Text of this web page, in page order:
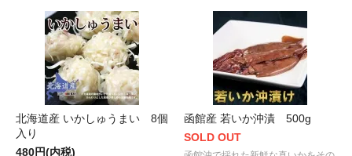
北海道産 いかしゅうまい 8個
入り
480円(内税)
函館産 若いか沖漬 500g
SOLD OUT